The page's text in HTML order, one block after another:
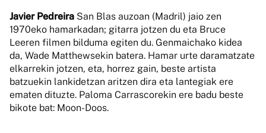
Javier Pedreira San Blas auzoan (Madril) jaio zen
1970eko hamarkadan; gitarra jotzen du eta Bruce
Leeren filmen bilduma egiten du. Genmaichako kidea
da, Wade Matthewsekin batera. Hamar urte daramatzate
elkarrekin jotzen, eta, horrez gain, beste artista
batzuekin lankidetzan aritzen dira eta lantegiak ere
ematen dituzte. Paloma Carrascorekin ere badu beste
bikote bat: Moon-Doos.